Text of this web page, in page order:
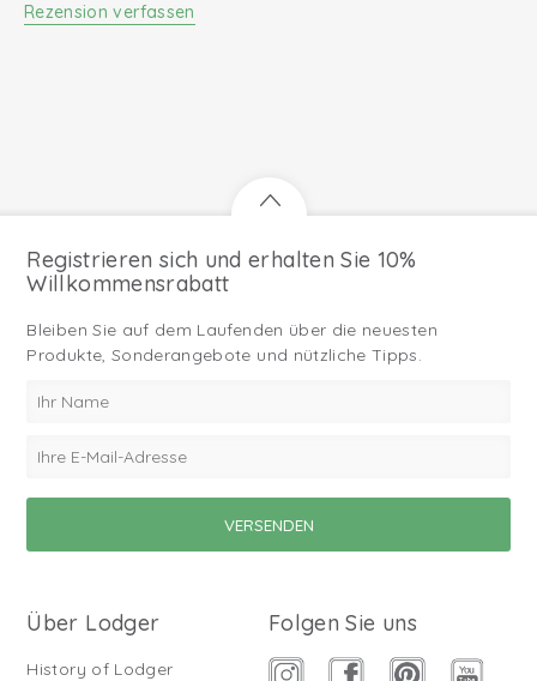
Rezension verfassen
Registrieren sich und erhalten Sie 10%
Willkommensrabatt
Bleiben Sie auf dem Laufenden über die neuesten
Produkte, Sonderangebote und nützliche Tipps.
Über Lodger
History of Lodger
Folgen Sie uns